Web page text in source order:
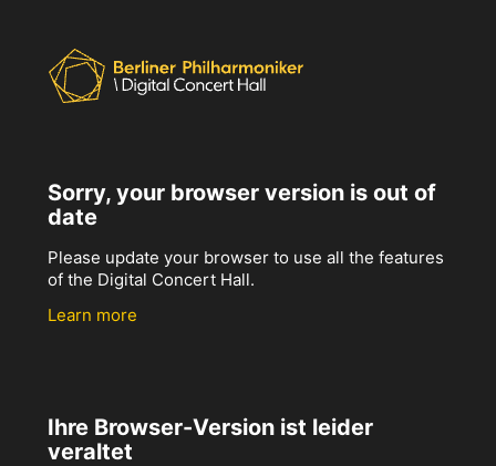
Sorry, your browser version is out of
date
Please update your browser to use all the features
of the Digital Concert Hall.
Learn more
Ihre Browser-Version ist leider
veraltet